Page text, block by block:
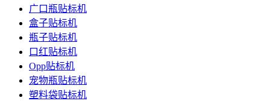
广口瓶贴标机
盒子贴标机
瓶子贴标机
口红贴标机
Opp贴标机
宠物瓶贴标机
塑料袋贴标机